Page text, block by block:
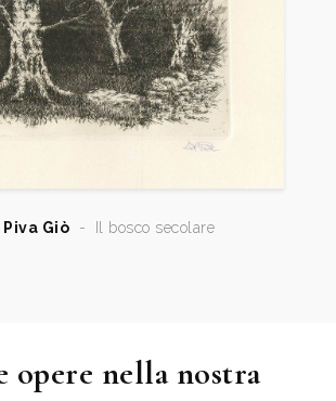
Piva Giò - Il bosco secolare
opere nella nostra